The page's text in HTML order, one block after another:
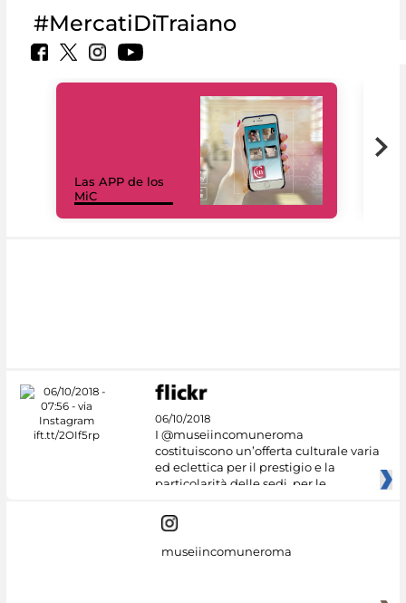
#MercatiDiTraiano
Las APP de los
MiC
06/10/2018
I @museiincomuneroma
costituiscono un’offerta culturale varia
ed eclettica per il prestigio e la
particolarità delle sedi, per le
museiincomuneroma